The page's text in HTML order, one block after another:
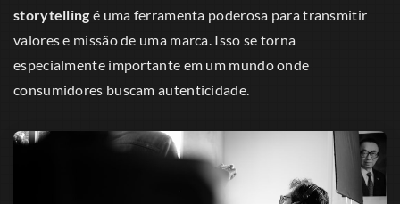
storytelling é uma ferramenta poderosa para transmitir
valores e missão de uma marca. Isso se torna
especialmente importante em um mundo onde
consumidores buscam autenticidade.